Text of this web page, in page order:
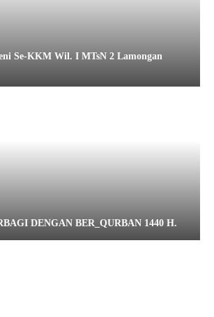
Se-KKM Wil. I MTsN 2 Lamongan
DENGAN BER_QURBAN 1440 H.